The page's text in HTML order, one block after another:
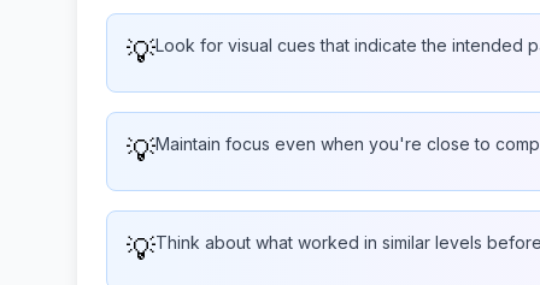
💡Look for visual cues that indicate the intended
💡Maintain focus even when you're close to
💡Think about what worked in similar levels